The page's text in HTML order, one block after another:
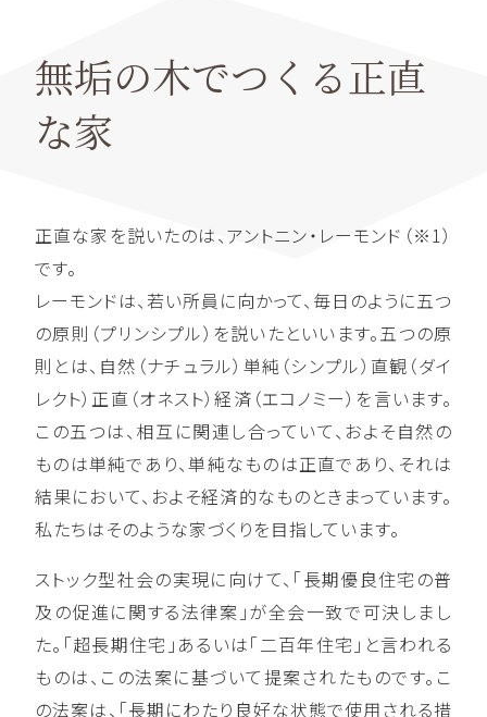
無垢の木でつくる正直
な家
正直な家を説いたのは、アントニン・レーモンド（※1）
です。
レーモンドは、若い所員に向かって、毎日のように五つ
の原則（プリンシプル）を説いたといいます。五つの原
則とは、自然（ナチュラル）単純（シンプル）直観（ダイ
レクト）正直（オネスト）経済（エコノミー）を言います。
この五つは、相互に関連し合っていて、およそ自然の
ものは単純であり、単純なものは正直であり、それは
結果において、およそ経済的なものときまっています。
私たちはそのような家づくりを目指しています。
ストック型社会の実現に向けて、「長期優良住宅の普
及の促進に関する法律案」が全会一致で可決しまし
た。「超長期住宅」あるいは「二百年住宅」と言われる
ものは、この法案に基づいて提案されたものです。こ
の法案は、「長期にわたり良好な状態で使用される措